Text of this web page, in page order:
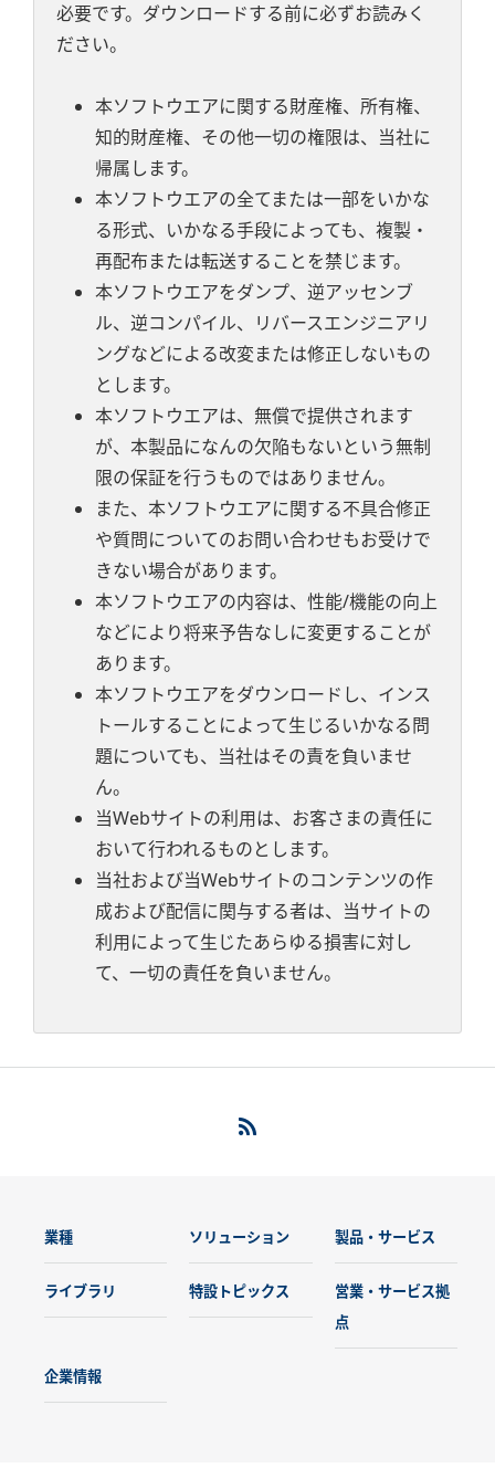
必要です。ダウンロードする前に必ずお読みく
ださい。
本ソフトウエアに関する財産権、所有権、
知的財産権、その他一切の権限は、当社に
帰属します。
本ソフトウエアの全てまたは一部をいかな
る形式、いかなる手段によっても、複製・
再配布または転送することを禁じます。
本ソフトウエアをダンプ、逆アッセンブ
ル、逆コンパイル、リバースエンジニアリ
ングなどによる改変または修正しないもの
とします。
本ソフトウエアは、無償で提供されます
が、本製品になんの欠陥もないという無制
限の保証を行うものではありません。
また、本ソフトウエアに関する不具合修正
や質問についてのお問い合わせもお受けで
きない場合があります。
本ソフトウエアの内容は、性能/機能の向上
などにより将来予告なしに変更することが
あります。
本ソフトウエアをダウンロードし、インス
トールすることによって生じるいかなる問
題についても、当社はその責を負いませ
ん。
当Webサイトの利用は、お客さまの責任に
おいて行われるものとします。
当社および当Webサイトのコンテンツの作
成および配信に関与する者は、当サイトの
利用によって生じたあらゆる損害に対し
て、一切の責任を負いません。
業種 ソリューション 製品・サービス
ライブラリ 特設トピックス
営業・サービス拠
点
企業情報